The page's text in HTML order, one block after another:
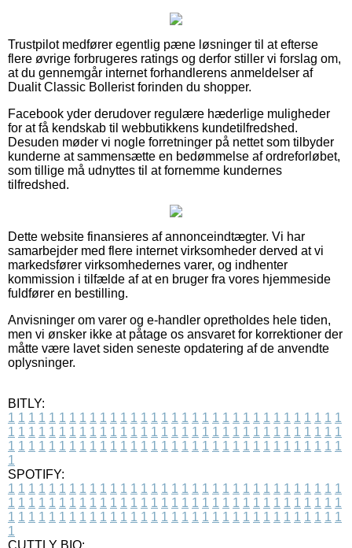
Trustpilot medfører egentlig pæne løsninger til at efterse
flere øvrige forbrugeres ratings og derfor stiller vi forslag om,
at du gennemgår internet forhandlerens anmeldelser af
Dualit Classic Bollerist forinden du shopper.
Facebook yder derudover regulære hæderlige muligheder
for at få kendskab til webbutikkens kundetilfredshed.
Desuden møder vi nogle forretninger på nettet som tilbyder
kunderne at sammensætte en bedømmelse af ordreforløbet,
som tillige må udnyttes til at fornemme kundernes
tilfredshed.
Dette website finansieres af annonceindtægter. Vi har
samarbejder med flere internet virksomheder derved at vi
markedsfører virksomhedernes varer, og indhenter
kommission i tilfælde af at en bruger fra vores hjemmeside
fuldfører en bestilling.
Anvisninger om varer og e-handler opretholdes hele tiden,
men vi ønsker ikke at påtage os ansvaret for korrektioner der
måtte være lavet siden seneste opdatering af de anvendte
oplysninger.
BITLY:
1 1 1 1 1 1 1 1 1 1 1 1 1 1 1 1 1 1 1 1 1 1 1 1 1 1 1 1 1 1 1 1 1
1 1 1 1 1 1 1 1 1 1 1 1 1 1 1 1 1 1 1 1 1 1 1 1 1 1 1 1 1 1 1 1 1
1 1 1 1 1 1 1 1 1 1 1 1 1 1 1 1 1 1 1 1 1 1 1 1 1 1 1 1 1 1 1 1 1
1
SPOTIFY:
1 1 1 1 1 1 1 1 1 1 1 1 1 1 1 1 1 1 1 1 1 1 1 1 1 1 1 1 1 1 1 1 1
1 1 1 1 1 1 1 1 1 1 1 1 1 1 1 1 1 1 1 1 1 1 1 1 1 1 1 1 1 1 1 1 1
1 1 1 1 1 1 1 1 1 1 1 1 1 1 1 1 1 1 1 1 1 1 1 1 1 1 1 1 1 1 1 1 1
1
CUTTLY BIO: